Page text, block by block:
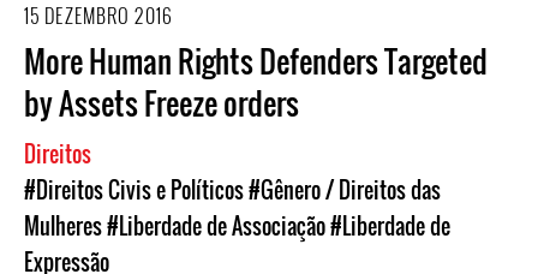
15 DEZEMBRO 2016
More Human Rights Defenders Targeted
by Assets Freeze orders
Direitos
#Direitos Civis e Políticos#Gênero / Direitos das
Mulheres#Liberdade de Associação#Liberdade de
Expressão